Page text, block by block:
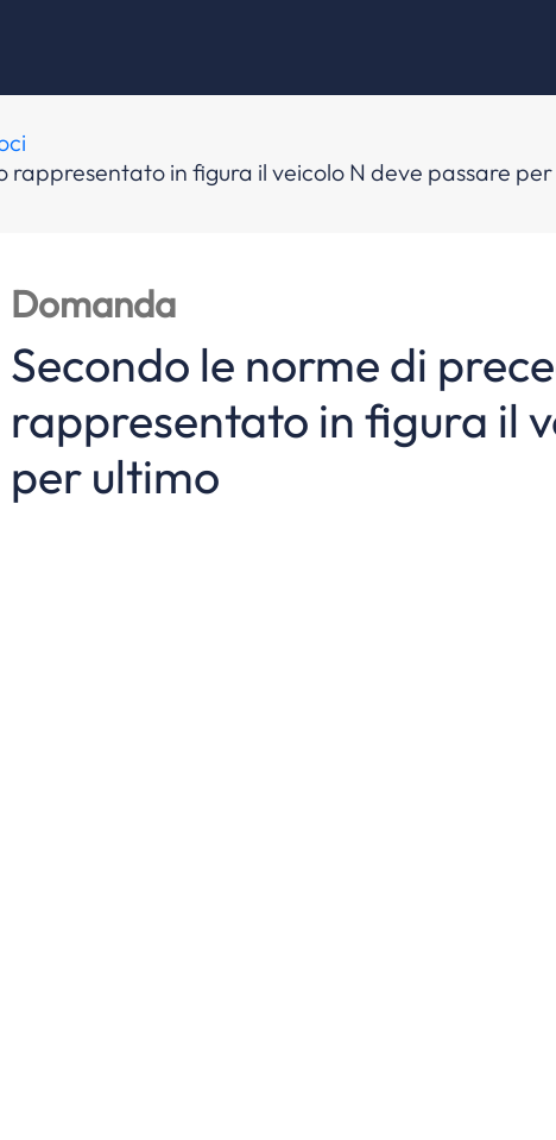
in figura il veicolo N deve passare
Domanda
Secondo le norme di
rappresentato in figura il
per ultimo